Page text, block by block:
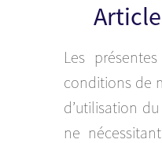
Les
conditions de
d’utilisation
ne